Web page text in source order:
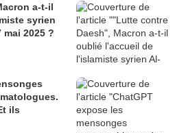
a-t-il
syrien
mai 2025 ?
ils